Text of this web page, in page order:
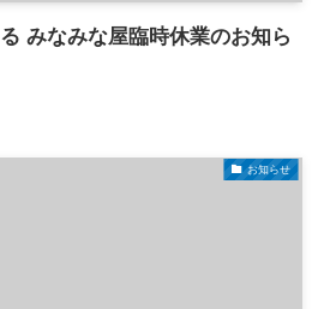
みなみな屋臨時休業のお知ら
お知らせ